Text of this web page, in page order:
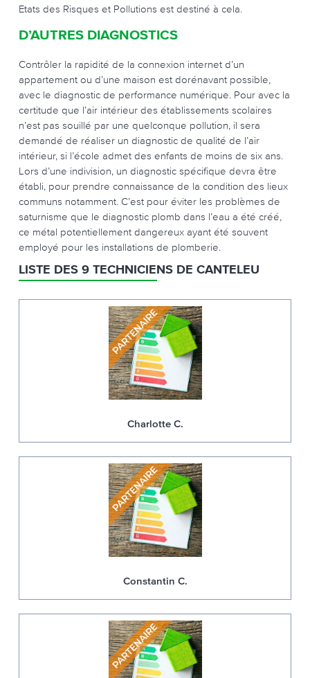
Etats des Risques et Pollutions est destiné à cela.
D’AUTRES DIAGNOSTICS
Contrôler la rapidité de la connexion internet d’un
appartement ou d’une maison est dorénavant possible,
avec le diagnostic de performance numérique. Pour avec la
certitude que l’air intérieur des établissements scolaires
n’est pas souillé par une quelconque pollution, il sera
demandé de réaliser un diagnostic de qualité de l’air
intérieur, si l’école admet des enfants de moins de six ans.
Lors d’une indivision, un diagnostic spécifique devra être
établi, pour prendre connaissance de la condition des lieux
communs notamment. C’est pour éviter les problèmes de
saturnisme que le diagnostic plomb dans l’eau a été créé,
ce métal potentiellement dangereux ayant été souvent
employé pour les installations de plomberie.
LISTE DES 9 TECHNICIENS DE CANTELEU
Charlotte C.
Constantin C.